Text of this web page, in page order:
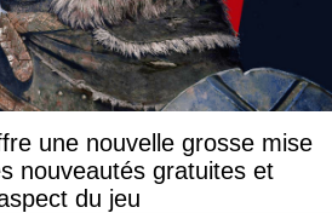
une nouvelle grosse mise
nouveautés gratuites et
du jeu